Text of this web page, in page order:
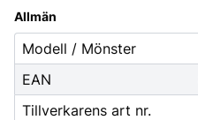
Allmän
Modell / Mönster
EAN
Tillverkarens art nr.